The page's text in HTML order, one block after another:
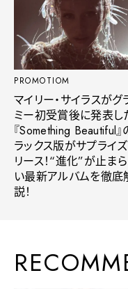
PROMOTIOM
マイリー・サイラスがグ
ミー初受賞後に発表し
『Something Beautiful』
ラックス版がサプライズ
リース！“進化”が止ま
い最新アルバムを徹底
説！